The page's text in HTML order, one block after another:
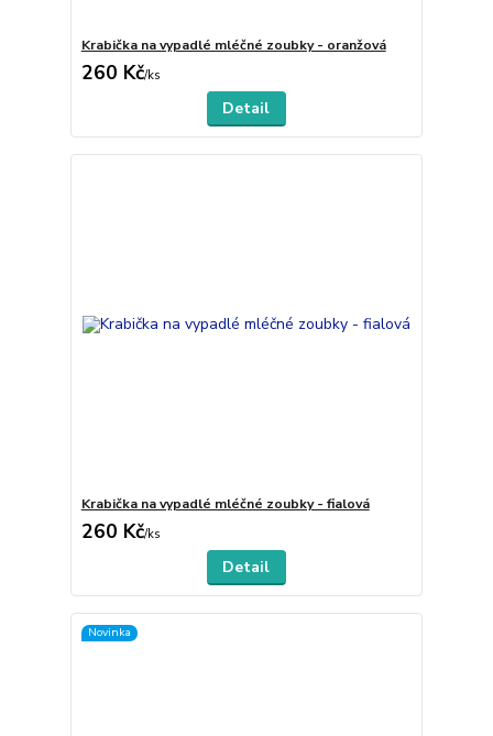
Krabička na vypadlé mléčné zoubky - oranžová
260 Kč/ks
Detail
Krabička na vypadlé mléčné zoubky - fialová
260 Kč/ks
Detail
Novinka